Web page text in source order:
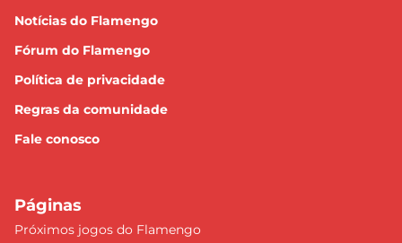
Notícias do Flamengo
Fórum do Flamengo
Política de privacidade
Regras da comunidade
Fale conosco
Páginas
Próximos jogos do Flamengo